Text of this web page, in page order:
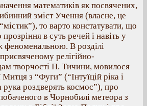
математиків як посвячених,
зміст Учення (власне, це
то варто констатувати, що
в суть речей і навіть у
феноменальною. В розділі
релігійно-
творчості П. Тичини, мовилося
Митця з “Фуги” (“Інтуїцій ріка і
рука роздверять космос”), про
в Чорнобилі метеора з